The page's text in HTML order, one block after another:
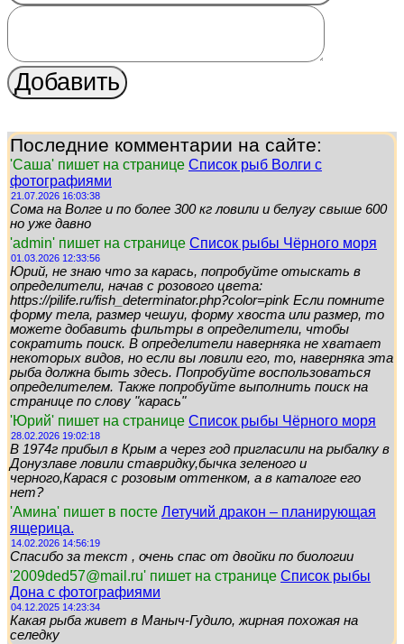
Последние комментарии на сайте:
'Саша' пишет на странице Список рыб Волги с
фотографиями
21.07.2026 16:03:38
Сома на Волге и по более 300 кг ловили и белугу свыше 600
но уже давно
'admin' пишет на странице Список рыбы Чёрного моря
01.03.2026 12:33:56
Юрий, не знаю что за карась, попробуйте отыскать в
определители, начав с розового цвета:
https://pilife.ru/fish_determinator.php?color=pink Если помните
форму тела, размер чешуи, форму хвоста или размер, то
можете добавить фильтры в определители, чтобы
сократить поиск. В определители наверняка не хватает
некоторых видов, но если вы ловили его, то, наверняка эта
рыба должна быть здесь. Попробуйте воспользоваться
определителем. Также попробуйте выполнить поиск на
странице по слову "карась"
'Юрий' пишет на странице Список рыбы Чёрного моря
28.02.2026 19:02:18
В 1974г прибыл в Крым а через год пригласили на рыбалку в
Донузлаве ловили ставридку,бычка зеленого и
черного,Карася с розовым оттенком, а в каталоге его
нет?
'Амина' пишет в посте Летучий дракон – планирующая
ящерица.
14.02.2026 14:56:19
Спасибо за текст , очень спас от двойки по биологии
'2009ded57@mail.ru' пишет на странице Список рыбы
Дона с фотографиями
04.12.2025 14:23:34
Какая рыба живет в Маныч-Гудило, жирная похожая на
селедку